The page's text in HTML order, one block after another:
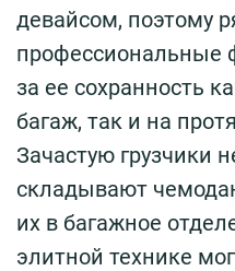
девайсом, поэтому
профессиональные
за ее сохранность
багаж, так и на
Зачастую грузчики
складывают
их в багажное
элитной технике